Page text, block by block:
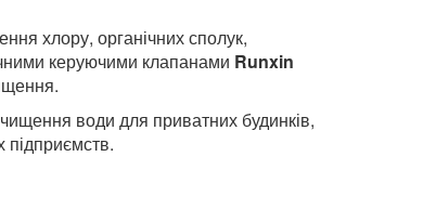
хлору, органічних сполук,
керуючими клапанами Runxin
води для приватних будинків,
підприємств.